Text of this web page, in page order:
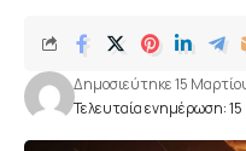
Τελευταία ενημέρωση:
Δημοσιεύτηκε 15